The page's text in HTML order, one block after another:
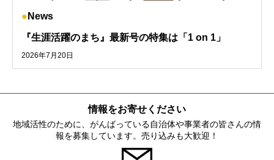
News
『生涯活躍のまち』最新号の特集は「1 on 1」
2026年7月20日
情報をお寄せください
地域活性のために、がんばっている自治体や事業者の皆さんの情
報を募集しています。売り込みも大歓迎！